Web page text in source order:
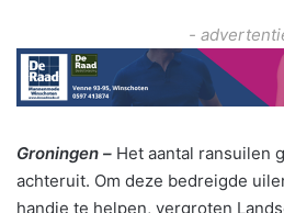
-
Groningen – Het aantal ransuilen
achteruit. Om deze bedreigde
handje te helpen, vergroten